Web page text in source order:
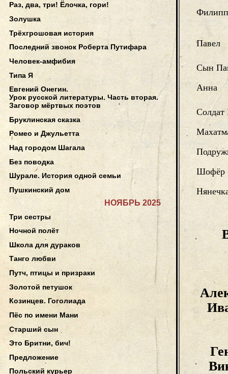
Филипп
Павел
Сын
Анна
Солдат
Шофёр
Раз, два, три! Ёлочка, гори!
Золушка
Трёхгрошовая история
Последний звонок Роберта Путифара
Человек-амфибия
Типа Я
Евгений Онегин.
Урок русской литературы. Часть вторая.
Заговор мёртвых поэтов
Бруклинская сказка
Ромео и Джульетта
Над городом Шагала
Без поводка
Шурале. История одной семьи
Пушкинский дом
НОЯБРЬ 2025
Три сестры
Ночной полёт
Школа для дураков
Танго любви
Путч, птицы и призраки
Золотой петушок
Козинцев. Гоголиада
Пёс по имени Мани
Старший сын
Это Бритни, бич!
Предложение
Польский курьер